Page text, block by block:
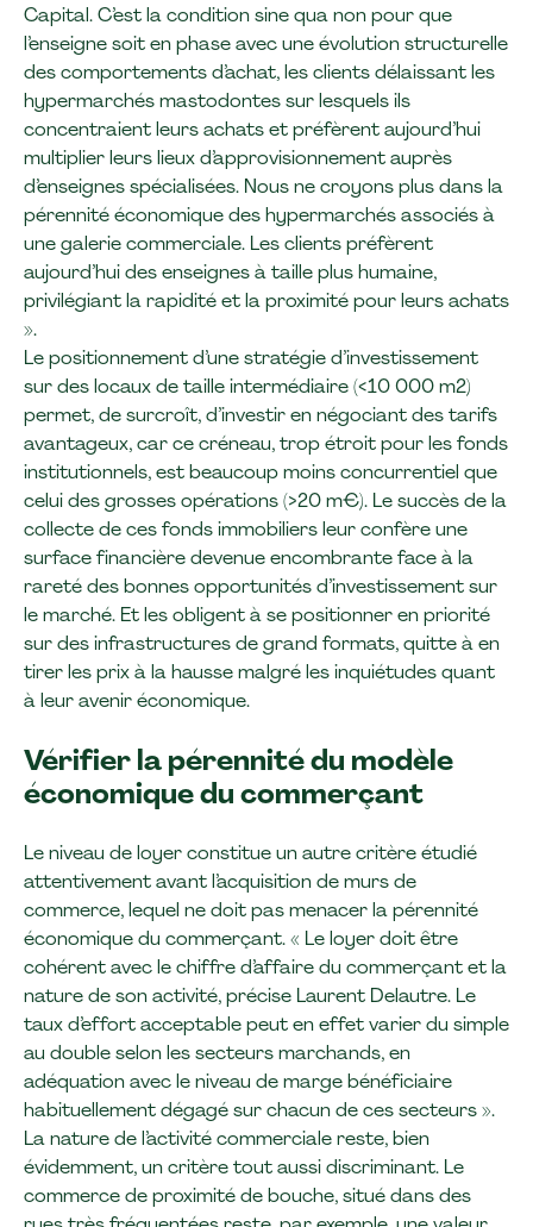
Capital. C’est la condition sine qua non pour que
l’enseigne soit en phase avec une évolution structurelle
des comportements d’achat, les clients délaissant les
hypermarchés mastodontes sur lesquels ils
concentraient leurs achats et préfèrent aujourd’hui
multiplier leurs lieux d’approvisionnement auprès
d’enseignes spécialisées. Nous ne croyons plus dans la
pérennité économique des hypermarchés associés à
une galerie commerciale. Les clients préfèrent
aujourd’hui des enseignes à taille plus humaine,
privilégiant la rapidité et la proximité pour leurs achats
».
Le positionnement d’une stratégie d’investissement
sur des locaux de taille intermédiaire (<10 000 m2)
permet, de surcroît, d’investir en négociant des tarifs
avantageux, car ce créneau, trop étroit pour les fonds
institutionnels, est beaucoup moins concurrentiel que
celui des grosses opérations (>20 m€). Le succès de la
collecte de ces fonds immobiliers leur confère une
surface financière devenue encombrante face à la
rareté des bonnes opportunités d’investissement sur
le marché. Et les obligent à se positionner en priorité
sur des infrastructures de grand formats, quitte à en
tirer les prix à la hausse malgré les inquiétudes quant
à leur avenir économique.
Vérifier la pérennité du modèle
économique du commerçant
Le niveau de loyer constitue un autre critère étudié
attentivement avant l’acquisition de murs de
commerce, lequel ne doit pas menacer la pérennité
économique du commerçant. « Le loyer doit être
cohérent avec le chiffre d’affaire du commerçant et la
nature de son activité, précise Laurent Delautre. Le
taux d’effort acceptable peut en effet varier du simple
au double selon les secteurs marchands, en
adéquation avec le niveau de marge bénéficiaire
habituellement dégagé sur chacun de ces secteurs ».
La nature de l’activité commerciale reste, bien
évidemment, un critère tout aussi discriminant. Le
commerce de proximité de bouche, situé dans des